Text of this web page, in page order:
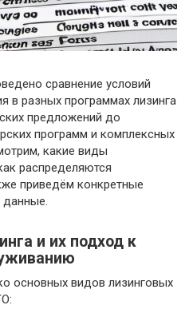
сравнение условий
в разных программах лизинга
предложений до
программ и комплексных
какие виды
распределяются
приведём конкретные
данные.
и их подход к
основных видов лизинговых